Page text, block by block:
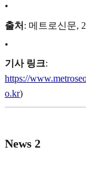
•
출처 : 메트로신문,
•
기사 링크:
https://
o.kr)
News 2